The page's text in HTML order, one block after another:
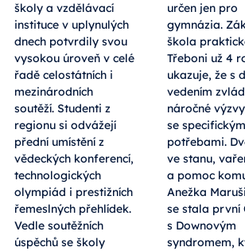
školy a vzdělávací
instituce v uplynulých
dnech potvrdily svou
vysokou úroveň v celé
řadě celostátních i
mezinárodních
soutěží. Studenti z
regionu si odvážejí
přední umístění z
vědeckých konferencí,
technologických
olympiád i prestižních
řemeslných přehlídek.
Vedle soutěžních
úspěchů se školy
určen jen pro
gymnázia.
škola
Třeboni už 4
ukazuje, že s
vedením
náročné
se
potřebami.
ve stanu,
a pomoc
Anežka
se stala první
s Downovým
syndromem,